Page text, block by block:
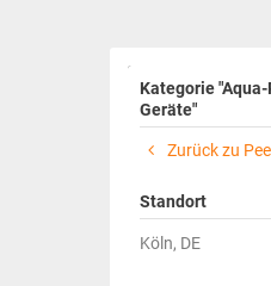
Kategorie
Geräte"
Zurück zu
Standort
Köln, DE